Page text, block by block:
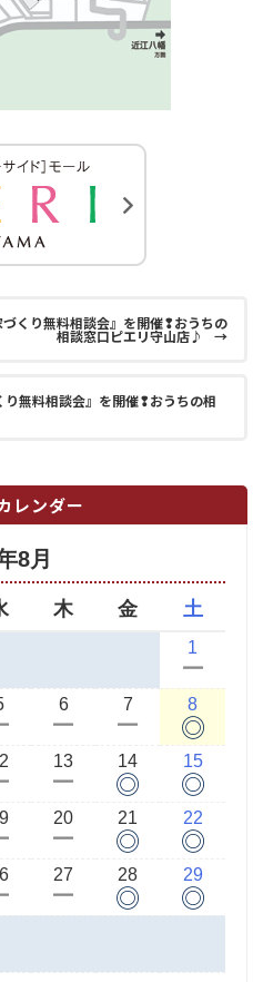
くり無料相談会』を開催❢おうちの
相談窓口ピエリ守山店♪ →
無料相談会』を開催❢おうちの相
レンダー
8月
木 金 土
1
ー
6
ー
7
ー
8
◎
13
ー
14
◎
15
◎
20
ー
21
◎
22
◎
27
ー
28
◎
29
◎